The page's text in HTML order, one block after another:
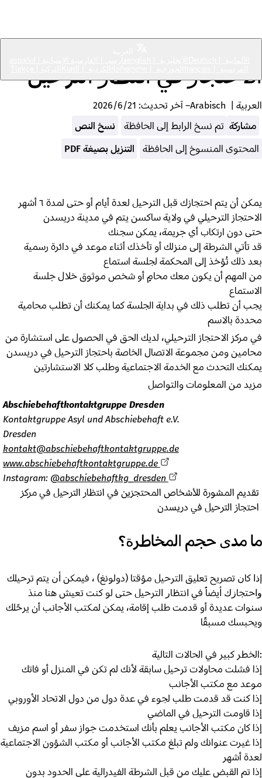
ﺍﻻﺣﺘﺠﺎﺯ ﻓﻲ ﺍﻧﺘﻈﺎﺭ ﺍﻟﺘﺮﺣﻴﻞ
العربية Arabisch– آخر تحديث: 21‏/6‏/2026
مشاركة تم نسخ الرابط إلى الحافظة نسخ النص
المحتوى المنسوخ إلى الحافظة التنزيل بصيغة PDF
يمكن أن يتم احتجازك قبل الترحيل لعدة أيام أو حتى لمدة ٦ أشهر
الاحتجاز الترحيلي في ولاية ساكسن يتم في مدينة دريسدن
حتى دون ارتكاب أي جريمة، يمكن سجنك
قد تأتي الشرطة إلى منزلك أو تأخذك أثناء موعد في دائرة رسمية
بعد ذلك تُؤخذ إلى المحكمة لجلسة استماع
من المهم أن يكون معك محامٍ أو شخص موثوق خلال جلسة
الاستماع
يجب أن تطلب ذلك في بداية الجلسة كما يمكنك أن تطلب محامية
محددة بالاسم
في مركز الاحتجاز الترحيلي، لديك الحق في الحصول على استشارة من
محامين ومن مجموعة الاتصال الخاصة باحتجاز الترحيل في دريسدن
يمكنك التحدث مع الخدمة الاجتماعية وطلب كلا الاستشارتين
مزيد من المعلومات والتواصل
Abschiebehaftkontaktgruppe Dresden
Kontaktgruppe Asyl und Abschiebehaft e.V.
Dresden
kontakt@abschiebehaftkontaktgruppe.de
www.abschiebehaftkontaktgruppe.de
Instagram: @abschiebehaftkg_dresden
تقديم المشورة للأشخاص المحتجزين في انتظار الترحيل في مركز
احتجاز الترحيل في دريسدن
ﻣﺎ ﻣﺪﻯ ﺣﺠﻢ ﺍﻟﻤﺨﺎﻃﺮﺓ؟
ﺇﺫﺍ ﻛﺎﻥ تصريح تعليق الترحيل مؤقتا (دولونغ) ، ﻓﻴﻤﻜﻦ ﺃﻥ ﻳﺘﻢ ﺗﺮﺣﻴﻠﻚ
ﻭﺍﺣﺘﺠﺎﺯﻙ ﺃﻳﻀﺎً ﻓﻲ ﺍﻧﺘﻈﺎﺭ ﺍﻟﺘﺮﺣﻴﻞ حتى لو كنت تعيش هنا منذ
سنوات عديدة أو قدمت طلب إقامة، يمكن لمكتب الأجانب أن يرحّلك
ويحبسك مسبقًا
:الخطر كبير في الحالات التالية
إذا فشلت محاولات ترحيل سابقة لأنك لم تكن في المنزل أو فاتك
موعد مع مكتب الأجانب
إذا كنت قد قدمت طلب لجوء في عدة دول من دول الاتحاد الأوروبي
إذا قاومت الترحيل في الماضي
إذا كان مكتب الأجانب يعلم بأنك استخدمت جواز سفر أو اسم مزيف
إذا غيرت عنوانك ولم تبلغ مكتب الأجانب أو مكتب الشؤون الاجتماعية
لعدة أشهر
إذا تم القبض عليك من قبل الشرطة الفيدرالية على الحدود بدون